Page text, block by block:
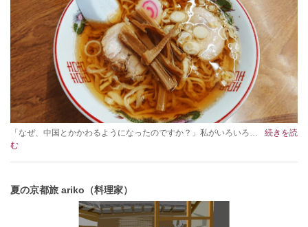
「なぜ、中国とかかわるようになったのですか？」私がいろいろ…
続きを読
む
夏の京都旅 ariko（料理家）